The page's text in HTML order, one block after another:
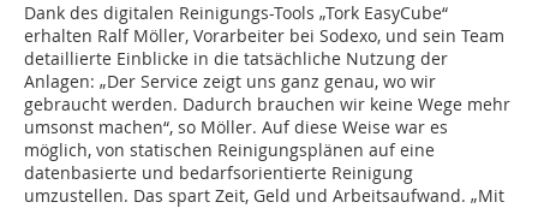
Dank des digitalen Reinigungs-Tools „Tork EasyCube“
erhalten Ralf Möller, Vorarbeiter bei Sodexo, und sein Team
detaillierte Einblicke in die tatsächliche Nutzung der
Anlagen: „Der Service zeigt uns ganz genau, wo wir
gebraucht werden. Dadurch brauchen wir keine Wege mehr
umsonst machen“, so Möller. Auf diese Weise war es
möglich, von ­statischen Reinigungsplänen auf eine
datenbasierte und bedarfsorientierte Reinigung
umzustellen. Das spart Zeit, Geld und Arbeitsaufwand. „Mit